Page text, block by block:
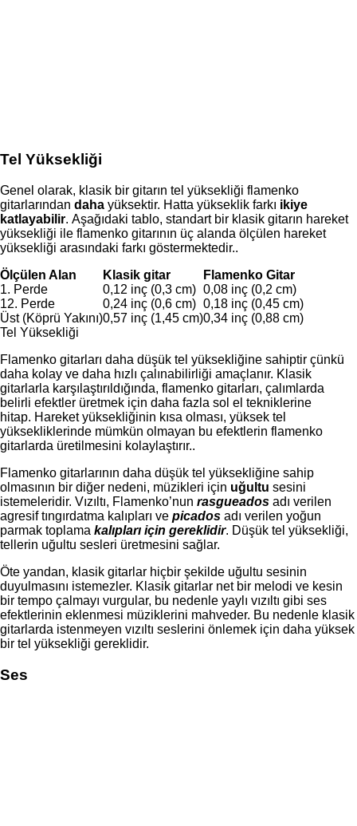
Tel Yüksekliği
Genel olarak, klasik bir gitarın tel yüksekliği flamenko
gitarlarından daha yüksektir. Hatta yükseklik farkı ikiye
katlayabilir. Aşağıdaki tablo, standart bir klasik gitarın hareket
yüksekliği ile flamenko gitarının üç alanda ölçülen hareket
yüksekliği arasındaki farkı göstermektedir..
Ölçülen Alan
Klasik gitar
Flamenko Gitar
1. Perde
0,12 inç (0,3 cm) 0,08 inç (0,2 cm)
12. Perde
0,24 inç (0,6 cm) 0,18 inç (0,45 cm)
Üst (Köprü Yakını)0,57 inç (1,45 cm)0,34 inç (0,88 cm)
Tel Yüksekliği
Flamenko gitarları daha düşük tel yüksekliğine sahiptir çünkü
daha kolay ve daha hızlı çalınabilirliği amaçlanır. Klasik
gitarlarla karşılaştırıldığında, flamenko gitarları, çalımlarda
belirli efektler üretmek için daha fazla sol el tekniklerine
hitap. Hareket yüksekliğinin kısa olması, yüksek tel
yüksekliklerinde mümkün olmayan bu efektlerin flamenko
gitarlarda üretilmesini kolaylaştırır..
Flamenko gitarlarının daha düşük tel yüksekliğine sahip
olmasının bir diğer nedeni, müzikleri için uğultu sesini
istemeleridir. Vızıltı, Flamenko’nun rasgueados adı verilen
agresif tıngırdatma kalıpları ve picados adı verilen yoğun
parmak toplama kalıpları için gereklidir. Düşük tel yüksekliği,
tellerin uğultu sesleri üretmesini sağlar.
Öte yandan, klasik gitarlar hiçbir şekilde uğultu sesinin
duyulmasını istemezler. Klasik gitarlar net bir melodi ve kesin
bir tempo çalmayı vurgular, bu nedenle yaylı vızıltı gibi ses
efektlerinin eklenmesi müziklerini mahveder. Bu nedenle klasik
gitarlarda istenmeyen vızıltı seslerini önlemek için daha yüksek
bir tel yüksekliği gereklidir.
Ses